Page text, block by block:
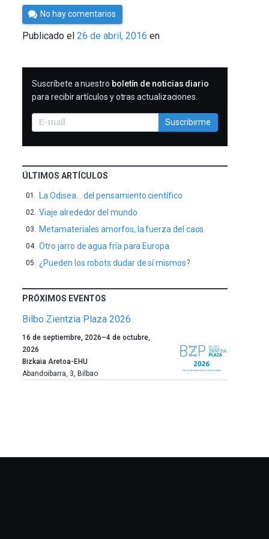
Por
César
Tomé
No hay comentarios
Publicado el26 de abril, 2016 en
SUSCRIBIRME
Suscríbete a nuestro boletín de noticias diario
para recibir artículos y otras actualizaciones.
Suscribirme
ÚLTIMOS ARTÍCULOS
La Odisea… del pensamiento científico
Viaje alrededor del mundo
Metamateriales amorfos, la fuerza del caos
Otro jarro de agua fría para Europa
¿Pueden los robots dudar de sí mismos?
PRÓXIMOS EVENTOS
Bilbo Zientzia Plaza 2026
Un
año
más,
Bilbao
la
16 de septiembre, 2026–4 de octubre,
2026
Bizkaia Aretoa-EHU
Abandoibarra, 3, Bilbao